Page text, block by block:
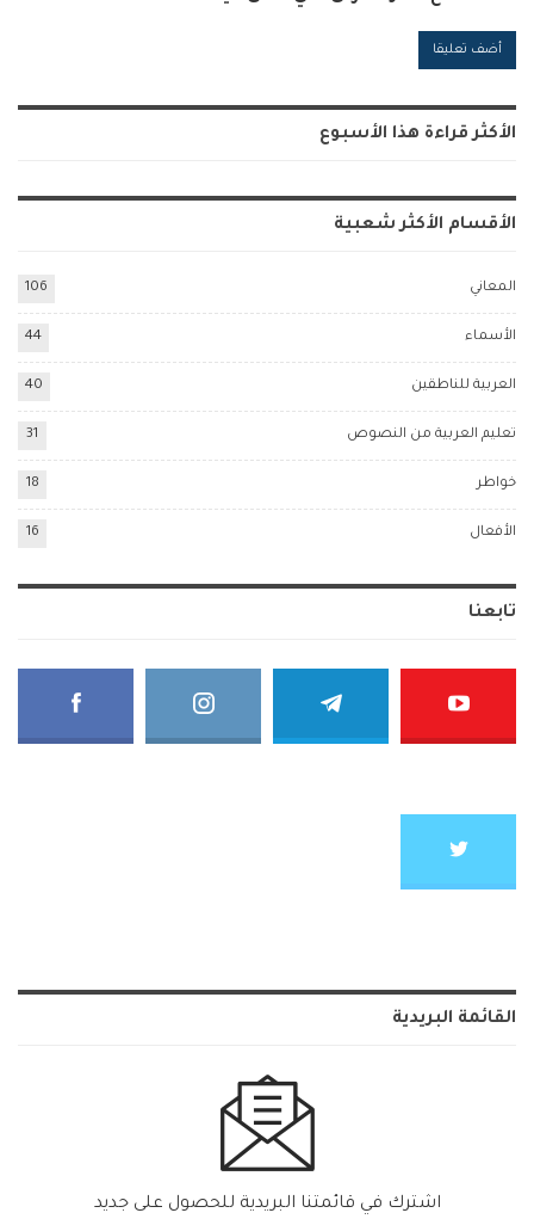
الأكثر قراءة هذا الأسبوع
الأقسام الأكثر شعبية
المعاني 106
الأسماء 44
العربية للناطقين 40
تعليم العربية من النصوص 31
خواطر 18
الأفعال 16
تابعنا
القائمة البريدية
اشترك في قائمتنا البريدية للحصول على جديد